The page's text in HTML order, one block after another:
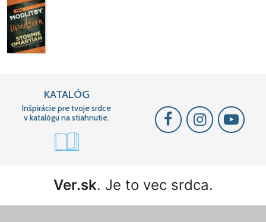
KATALÓG
Inšpirácie pre tvoje srdce
v katalógu na stiahnutie.
Ver.sk. Je to vec srdca.